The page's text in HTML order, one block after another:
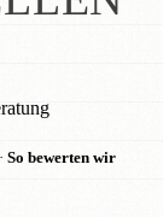
So bewerten wir